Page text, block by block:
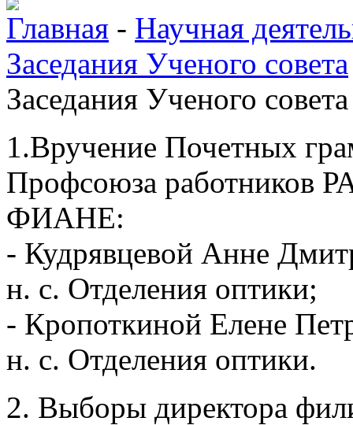
Главная - Научная
Заседания Ученого совета
Заседания Ученого
1.Вручение Почетных
Профсоюза работников
ФИАНЕ:
- Кудрявцевой Анне
н. с. Отделения оптики;
- Кропоткиной Елене
н. с. Отделения оптики.
2. Выборы директора